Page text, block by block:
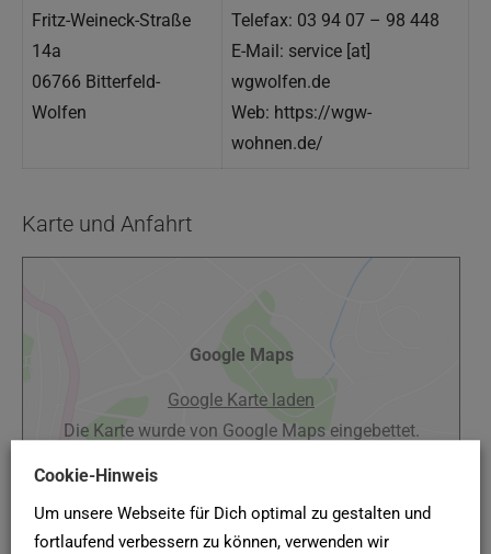
Fritz-Weineck-Straße
14a
06766 Bitterfeld-
Wolfen
Telefax: 03 94 07 – 98 448
E-Mail: service [at]
wgwolfen.de
Web: https://wgw-
wohnen.de/
Karte und Anfahrt
Google Maps
Google Karte laden
Die Karte wurde von Google Maps eingebettet.
Cookie-Hinweis
Um unsere Webseite für Dich optimal zu gestalten und
fortlaufend verbessern zu können, verwenden wir